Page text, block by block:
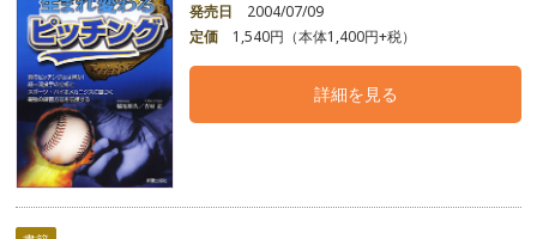
発売日
2004/07/09
定価
1,540円（本体1,400円+税）
詳細を見る